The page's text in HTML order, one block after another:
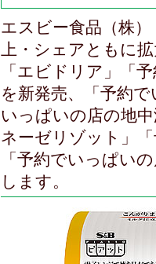
エスビー食品（株
上・シェアともに
「エビドリア」「
を新発売、「予約
いっぱいの店の地
ネーゼリゾット」
「予約でいっぱい
します。